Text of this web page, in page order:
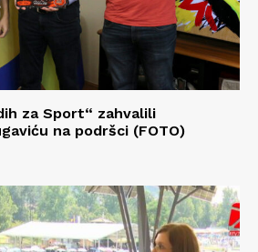
za Sport“ zahvalili
na podršci (FOTO)